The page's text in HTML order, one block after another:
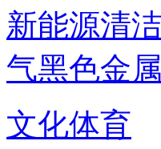
新能源清
气黑色金属
文化体育